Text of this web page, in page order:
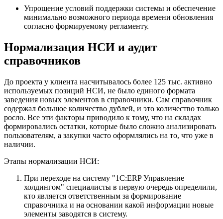
Упрощение условий поддержки системы и обеспечение
минимально возможного периода времени обновления
согласно формируемому регламенту.
Нормализация НСИ и аудит
справочников
До проекта у клиента насчитывалось более 125 тыс. активно
используемых позиций НСИ, не было единого формата
заведения новых элементов в справочники. Сам справочник
содержал большое количество дублей, и это количество только
росло. Все эти факторы приводило к тому, что на складах
формировались остатки, которые было сложно анализировать
пользователям, а закупки часто оформлялись на то, что уже в
наличии.
Этапы нормализации НСИ:
При переходе на систему "1С:ERP Управление
холдингом" специалисты в первую очередь определили,
кто является ответственным за формирование
справочника и на основании какой информации новые
элементы заводятся в систему.